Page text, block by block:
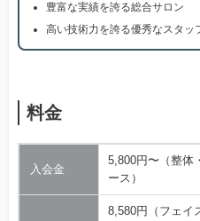
豊富な実績を誇る総合サロン
高い技術力を誇る優秀なスタッ
料金
入会金
5,800円〜（整体
ース）
8,580円（フェイ